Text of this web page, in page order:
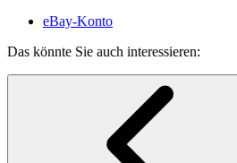
eBay-Konto
Das könnte Sie auch interessieren: